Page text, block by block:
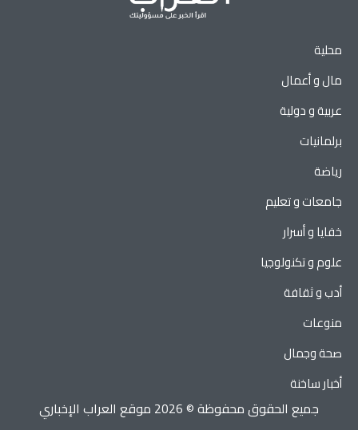
محلية
مال و أعمال
عربية و دولية
برلمانيات
رياضة
جامعات و تعليم
خفايا و أسرار
علوم و تكنولوجيا
أدب و ثقافة
منوعات
صحة وجمال
أخبار ساخنة
جميع الحقوق محفوظة © 2026 موقع العراب الإخباري